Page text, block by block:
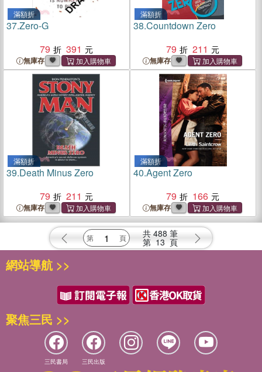
滿額折
37.Zero-G
79
391
無庫存
滿額折
38.Countdown Zero
79
211
無庫存
滿額折
39.Death Minus Zero
79
211
無庫存
滿額折
40.Agent Zero
79
166
無庫存
共 488 筆
第 13 頁
網站導航 >>
聚焦三民 >>
三民書局 三民出版